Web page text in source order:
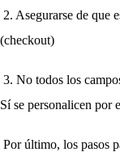
2. Asegurarse de que
(checkout)
3. No todos los
Sí se personalicen por
Por último, los pasos